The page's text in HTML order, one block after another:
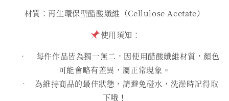
材質：再生環保型醋酸纖維（Cellulose Acetate）
使用須知：
• 每件作品皆為獨一無二，因使用醋酸纖維材質，顏色
可能會略有差異，屬正常現象。
• 為維持商品的最佳狀態，請避免碰水，洗澡時記得取
下哦！